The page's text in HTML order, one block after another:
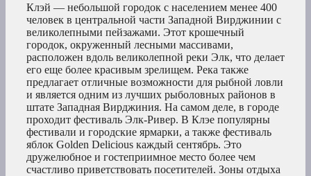
Клэй — небольшой городок с населением менее 400
человек в центральной части Западной Вирджинии с
великолепными пейзажами. Этот крошечный
городок, окруженный лесными массивами,
расположен вдоль великолепной реки Элк, что делает
его еще более красивым зрелищем. Река также
предлагает отличные возможности для рыбной ловли
и является одним из лучших рыболовных районов в
штате Западная Вирджиния. На самом деле, в городе
проходит фестиваль Элк-Ривер. В Клэе популярны
фестивали и городские ярмарки, а также фестиваль
яблок Golden Delicious каждый сентябрь. Это
дружелюбное и гостеприимное место более чем
счастливо приветствовать посетителей. Зоны отдыха